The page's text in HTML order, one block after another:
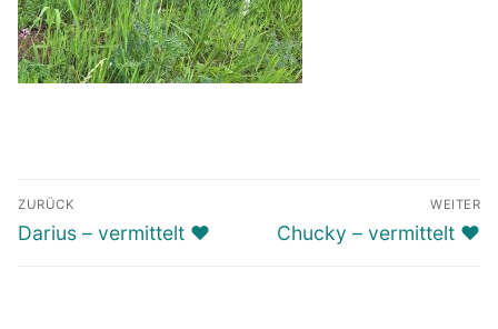
Beitragsnavigation
ZURÜCK
Vorheriger
Darius – vermittelt ♥️
WEITER
Nächster
Chucky – vermittelt ♥️